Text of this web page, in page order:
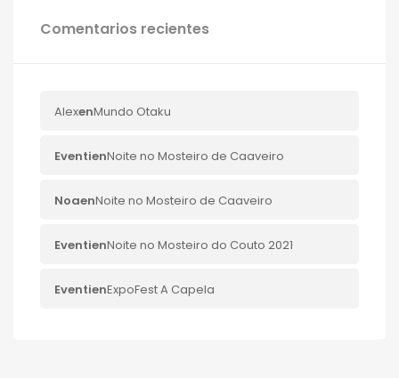
Comentarios recientes
AlexenMundo Otaku
EventienNoite no Mosteiro de Caaveiro
NoaenNoite no Mosteiro de Caaveiro
EventienNoite no Mosteiro do Couto 2021
EventienExpoFest A Capela